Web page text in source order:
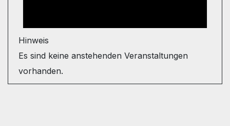
Hinweis
Es sind keine anstehenden Veranstaltungen
vorhanden.